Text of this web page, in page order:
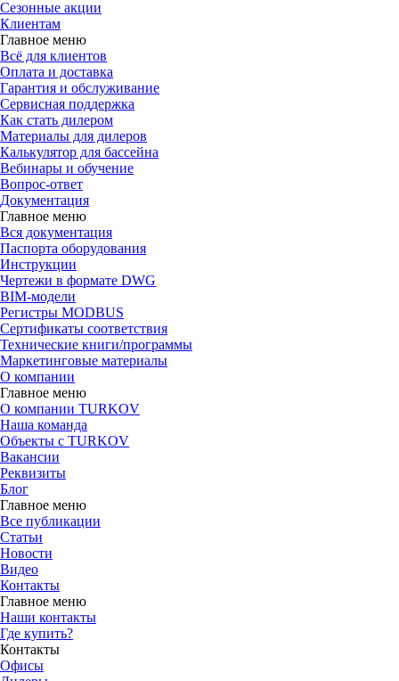
Сезонные акции
Клиентам
Главное меню
Всё для клиентов
Оплата и доставка
Гарантия и обслуживание
Сервисная поддержка
Как стать дилером
Материалы для дилеров
Калькулятор для бассейна
Вебинары и обучение
Вопрос-ответ
Документация
Главное меню
Вся документация
Паспорта оборудования
Инструкции
Чертежи в формате DWG
BIM-модели
Регистры MODBUS
Сертификаты соответствия
Технические книги/программы
Маркетинговые материалы
О компании
Главное меню
О компании TURKOV
Наша команда
Объекты с TURKOV
Вакансии
Реквизиты
Блог
Главное меню
Все публикации
Статьи
Новости
Видео
Контакты
Главное меню
Наши контакты
Где купить?
Контакты
Офисы